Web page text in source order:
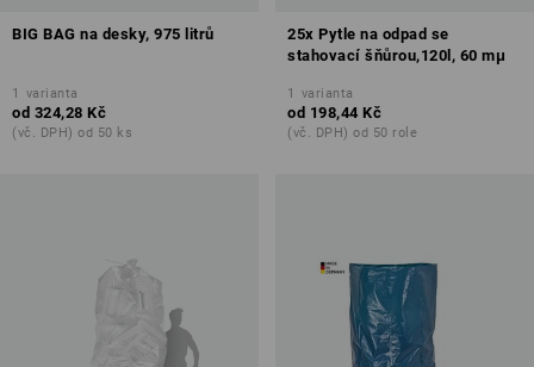
BIG BAG na desky, 975 litrů
1 varianta
od 324,28 Kč
(vč. DPH) od 50 ks
25x Pytle na odpad se
stahovací šňůrou,120l, 60 mμ
1 varianta
od 198,44 Kč
(vč. DPH) od 50 role